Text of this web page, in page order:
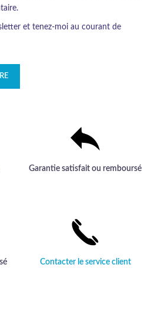
et tenez-moi au courant de
Garantie satisfait ou remboursé
Contacter le service client